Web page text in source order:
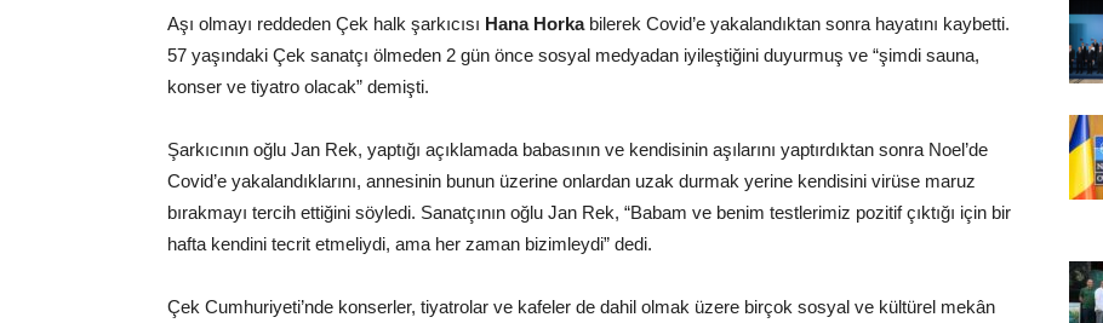
Aşı olmayı reddeden Çek halk şarkıcısı Hana Horka bilerek Covid’e yakalandıktan sonra hayatını kaybetti.
57 yaşındaki Çek sanatçı ölmeden 2 gün önce sosyal medyadan iyileştiğini duyurmuş ve “şimdi sauna,
konser ve tiyatro olacak” demişti.
Şarkıcının oğlu Jan Rek, yaptığı açıklamada babasının ve kendisinin aşılarını yaptırdıktan sonra Noel’de
Covid’e yakalandıklarını, annesinin bunun üzerine onlardan uzak durmak yerine kendisini virüse maruz
bırakmayı tercih ettiğini söyledi. Sanatçının oğlu Jan Rek, “Babam ve benim testlerimiz pozitif çıktığı için bir
hafta kendini tecrit etmeliydi, ama her zaman bizimleydi” dedi.
Çek Cumhuriyeti’nde konserler, tiyatrolar ve kafeler de dahil olmak üzere birçok sosyal ve kültürel mekân